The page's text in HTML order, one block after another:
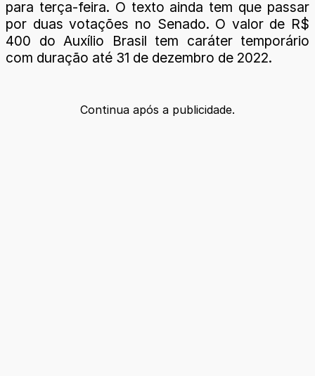
para terça-feira. O texto ainda tem que passar
por duas votações no Senado. O valor de R$
400 do Auxílio Brasil tem caráter temporário
com duração até 31 de dezembro de 2022.
Continua após a publicidade.